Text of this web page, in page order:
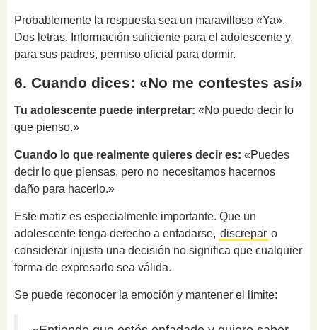
Probablemente la respuesta sea un maravilloso «Ya».
Dos letras. Información suficiente para el adolescente y,
para sus padres, permiso oficial para dormir.
6. Cuando dices: «No me contestes así»
Tu adolescente puede interpretar: «No puedo decir lo
que pienso.»
Cuando lo que realmente quieres decir es: «Puedes
decir lo que piensas, pero no necesitamos hacernos
daño para hacerlo.»
Este matiz es especialmente importante. Que un
adolescente tenga derecho a enfadarse, discrepar o
considerar injusta una decisión no significa que cualquier
forma de expresarlo sea válida.
Se puede reconocer la emoción y mantener el límite: